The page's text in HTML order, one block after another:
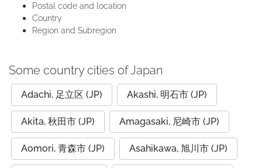
Postal code and location
Country
Region and Subregion
Some country cities of Japan
Adachi, 足立区 (JP) Akashi, 明石市 (JP)
Akita, 秋田市 (JP) Amagasaki, 尼崎市 (JP)
Aomori, 青森市 (JP) Asahikawa, 旭川市 (JP)